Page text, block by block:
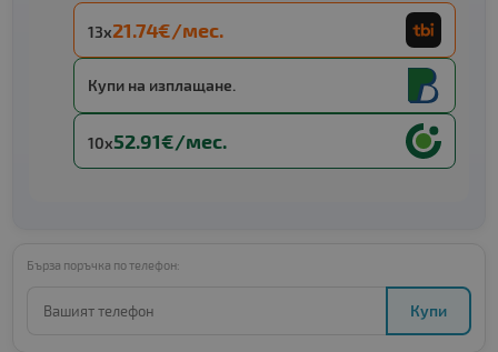
13x21.74€/мес.
Купи на изплащане.
10x52.91€/мес.
Бърза поръчка по телефон:
Купи